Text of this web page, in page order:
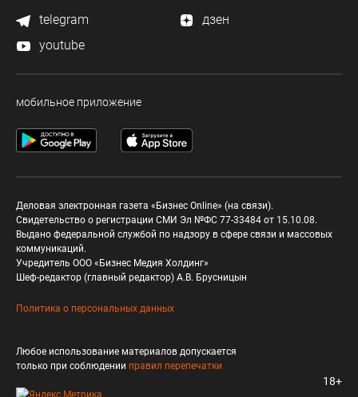
telegram
дзен
youtube
мобильное приложение
Деловая электронная газета «Бизнес Online» (на связи).
Свидетельство о регистрации СМИ Эл №ФС 77-33484 от 15.10.08.
Выдано федеральной службой по надзору в сфере связи и массовых
коммуникаций.
Учредитель ООО «Бизнес Медия Холдинг»
Шеф-редактор (главный редактор) А.В. Брусницын
Политика о персональных данных
Любое использование материалов допускается
только при соблюдении правил перепечатки
18+